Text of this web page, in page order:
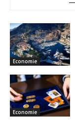
Economie
Economie